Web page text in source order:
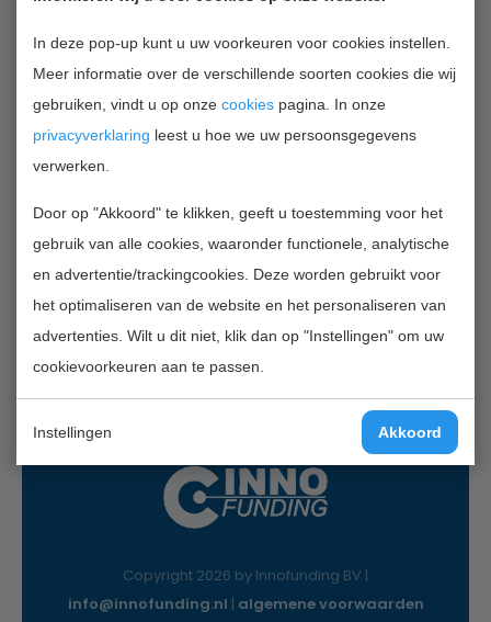
In deze pop-up kunt u uw voorkeuren voor cookies instellen.
Meer informatie over de verschillende soorten cookies die wij
gebruiken, vindt u op onze cookies pagina. In onze
privacyverklaring leest u hoe we uw persoonsgegevens
verwerken.
Door op "Akkoord" te klikken, geeft u toestemming voor het
gebruik van alle cookies, waaronder functionele, analytische
en advertentie/trackingcookies. Deze worden gebruikt voor
het optimaliseren van de website en het personaliseren van
advertenties. Wilt u dit niet, klik dan op "Instellingen" om uw
cookievoorkeuren aan te passen.
Instellingen Akkoord
TERUG NAAR OVERZICHT
Contactgegevens
InnoFunding B.V.
Nieuwe Gracht 7
2011 NB Haarlem
Mail:info@innofunding.nl
Copyright 2026 by Innofunding BV |
info@innofunding.nl | algemene voorwaarden